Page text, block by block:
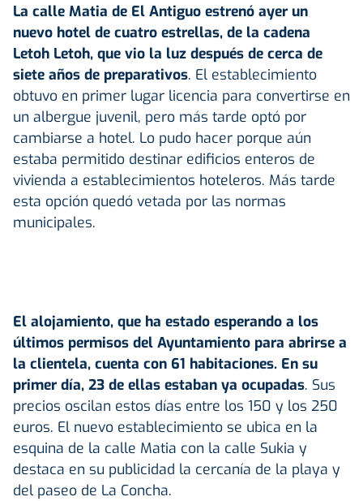
La calle Matia de El Antiguo estrenó ayer un
nuevo hotel de cuatro estrellas, de la cadena
Letoh Letoh, que vio la luz después de cerca de
siete años de preparativos. El establecimiento
obtuvo en primer lugar licencia para convertirse en
un albergue juvenil, pero más tarde optó por
cambiarse a hotel. Lo pudo hacer porque aún
estaba permitido destinar edificios enteros de
vivienda a establecimientos hoteleros. Más tarde
esta opción quedó vetada por las normas
municipales.
El alojamiento, que ha estado esperando a los
últimos permisos del Ayuntamiento para abrirse a
la clientela, cuenta con 61 habitaciones. En su
primer día, 23 de ellas estaban ya ocupadas. Sus
precios oscilan estos días entre los 150 y los 250
euros. El nuevo establecimiento se ubica en la
esquina de la calle Matia con la calle Sukia y
destaca en su publicidad la cercanía de la playa y
del paseo de La Concha.